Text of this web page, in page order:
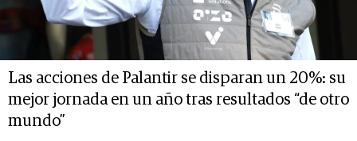
Las acciones de Palantir se disparan un 20%: su
mejor jornada en un año tras resultados “de otro
mundo”